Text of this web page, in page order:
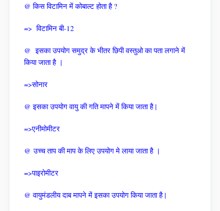
@ किस विटामिन में कोबाल्ट होता है ?
=> विटामिन बी-12
@ इसका उपयोग समुद्र के भीतर छिपी वस्तुओ का पता लगाने में
किया जाता है |
=>सोनार
@ इसका उपयोग वायु की गति मापने में किया जाता है |
=>एनीमोमीटर
@ उच्च ताप की माप के लिए उपयोग मे लाया जाता है |
=>पाइरोमीटर
@ वायुमंडलीय दाब मापने में इसका उपयोग किया जाता है |